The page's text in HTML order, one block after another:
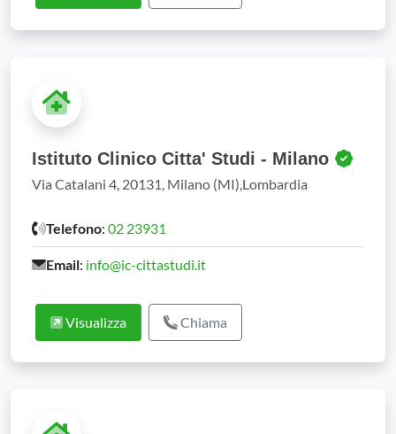
Istituto Clinico Citta' Studi - Milano
Via Catalani 4, 20131, Milano (MI),Lombardia
Telefono: 02 23931
Email: info@ic-cittastudi.it
Visualizza Chiama